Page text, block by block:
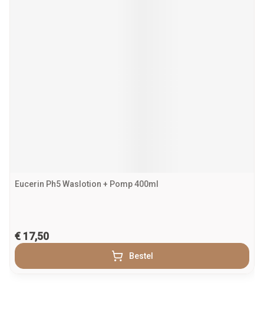
Eucerin Ph5 Waslotion + Pomp 400ml
€ 17,50
Bestel